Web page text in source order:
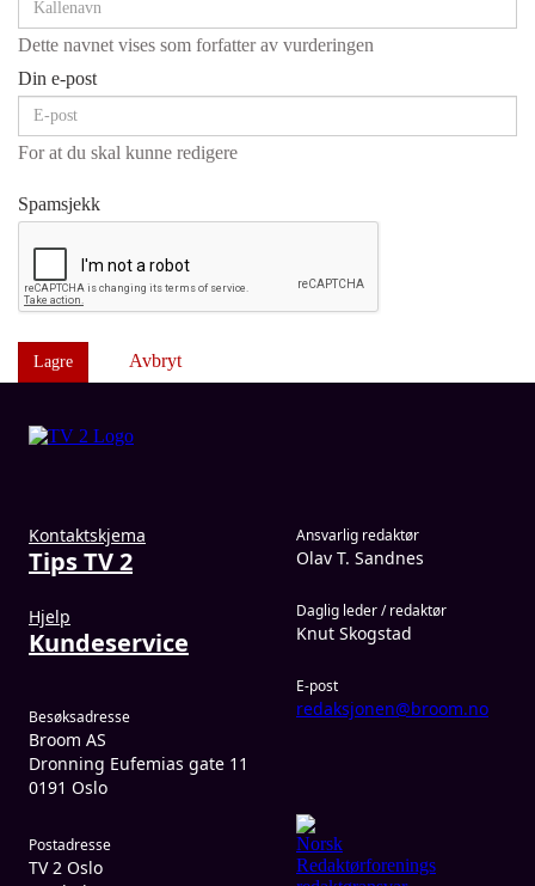
Dette navnet vises som forfatter av vurderingen
Din e-post
For at du skal kunne redigere
Spamsjekk
Lagre Avbryt
Kontaktskjema
Tips TV 2
Hjelp
Kundeservice
Ansvarlig redaktør
Olav T. Sandnes
Daglig leder / redaktør
Knut Skogstad
E-post
redaksjonen@broom.no
Besøksadresse
Broom AS
Dronning Eufemias gate 11
0191 Oslo
Postadresse
TV 2 Oslo